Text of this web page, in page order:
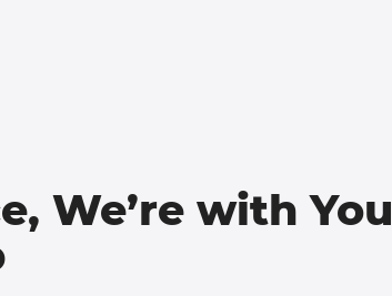
We’re with You